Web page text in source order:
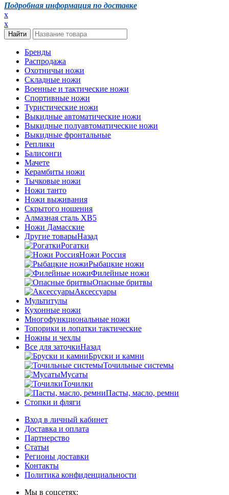
Подробная информация по доставке
x
x
Бренды
Распродажа
Охотничьи ножи
Складные ножи
Военные и тактические ножи
Спортивные ножи
Туристические ножи
Выкидные автоматические ножи
Выкидные полуавтоматические ножи
Выкидные фронтальные
Реплики
Балисонги
Мачете
Керамбиты ножи
Тычковые ножи
Ножи танто
Ножи выживания
Скрытого ношения
Алмазная сталь ХВ5
Ножи Дамасские
Другие товарыНазад
Рогатки
Ножи Россия
Рыбацкие ножи
Филейные ножи
Опасные бритвы
Аксессуары
Мультитулы
Кухонные ножи
Многофункциональные ножи
Топорики и лопатки тактические
Ножны и чехлы
Все для заточкиНазад
Бруски и камни
Точильные системы
Мусаты
Точилки
Пасты, масло, ремни
Стопки и фляги
Вход в личный кабинет
Доставка и оплата
Партнерство
Статьи
Регионы доставки
Контакты
Политика конфиденциальности
Мы в соцсетях: